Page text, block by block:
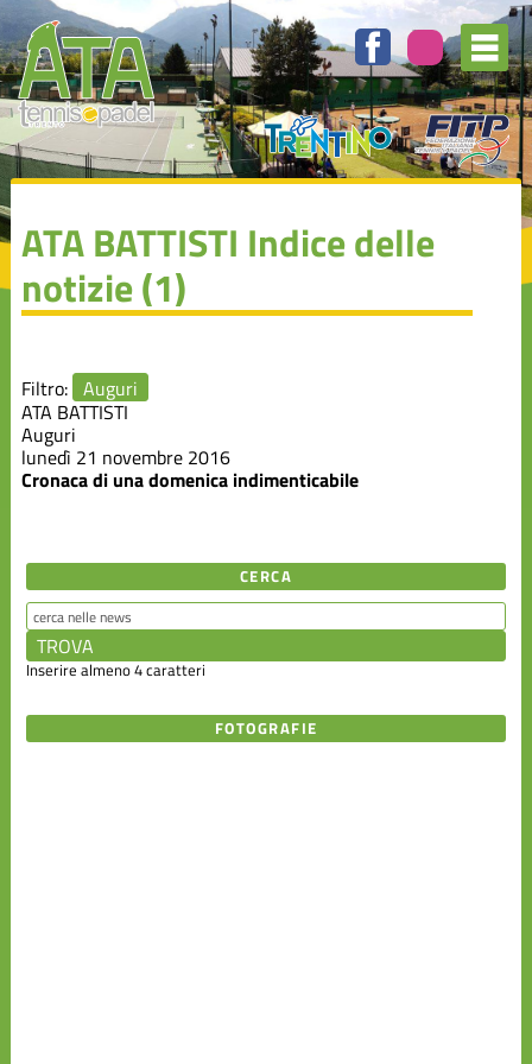
ATA BATTISTI Indice delle
notizie (1)
Filtro: Auguri
ATA BATTISTI
Auguri
lunedì 21 novembre 2016
Cronaca di una domenica indimenticabile
degli
argomenti
delle
notizie:
Attività
Agonistica
Auguri
Campionato
A1
Manifestazioni
Rassegna
Stampa
Varie
CERCA
Inserire almeno 4 caratteri
FOTOGRAFIE